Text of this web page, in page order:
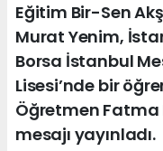
Eğitim Bir-Sen
Murat Yenim,
Borsa İstanbul
Lisesi’nde bir
Öğretmen Fatma
mesajı yayınladı.